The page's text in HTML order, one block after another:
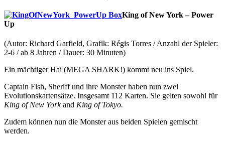
King of New York – Power
Up
(Autor: Richard Garfield, Grafik: Régis Torres / Anzahl der Spieler:
2-6 / ab 8 Jahren / Dauer: 30 Minuten)
Ein mächtiger Hai (MEGA SHARK!) kommt neu ins Spiel.
Captain Fish, Sheriff und ihre Monster haben nun zwei
Evolutionskartensätze. Insgesamt 112 Karten. Sie gelten sowohl für
King of New Yorkand King of Tokyo.
Zudem können nun die Monster aus beiden Spielen gemischt
werden.